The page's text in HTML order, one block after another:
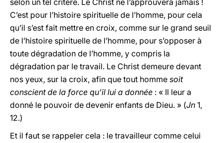
selon un tel critère. Le Christ ne l’approuvera jamais !
C’est pour l’histoire spirituelle de l’homme, pour cela
qu’il s’est fait mettre en croix, comme sur le grand seuil
de l’histoire spirituelle de l’homme, pour s’opposer à
toute dégradation de l’homme, y compris la
dégradation par le travail. Le Christ demeure devant
nos yeux, sur la croix, afin que tout homme soit
conscient de la force qu’il lui a donnée : « Il leur a
donné le pouvoir de devenir enfants de Dieu. » (Jn 1,
12.)
Et il faut se rappeler cela : le travailleur comme celui